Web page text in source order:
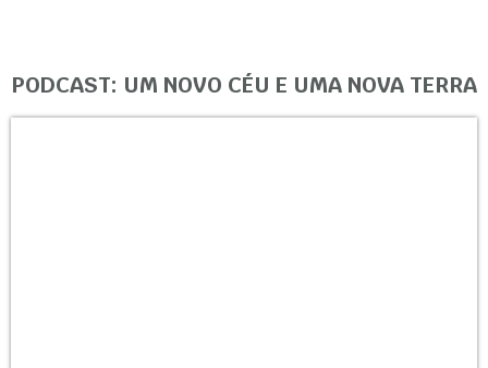
PODCAST: UM NOVO CÉU E UMA NOVA TERRA